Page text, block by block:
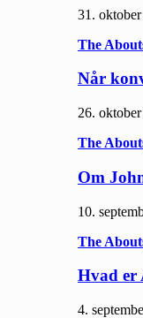
31.
The
Når
26.
The
Om
10.
The
Hvad er
4.